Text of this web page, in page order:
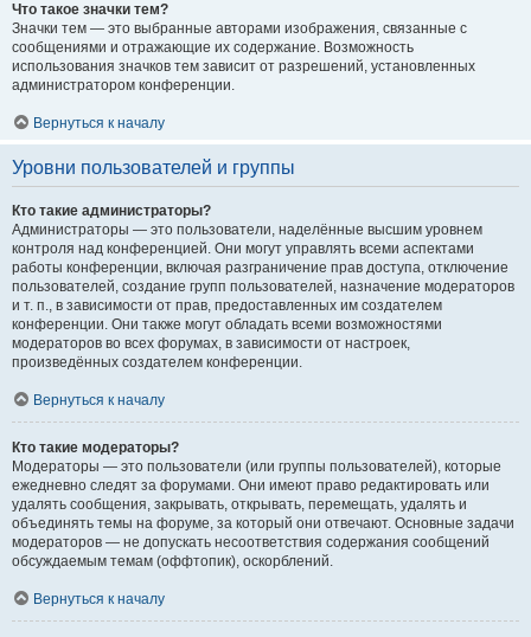
Что такое значки тем?
Значки тем — это выбранные авторами изображения, связанные с
сообщениями и отражающие их содержание. Возможность
использования значков тем зависит от разрешений, установленных
администратором конференции.
Вернуться к началу
Уровни пользователей и группы
Кто такие администраторы?
Администраторы — это пользователи, наделённые высшим уровнем
контроля над конференцией. Они могут управлять всеми аспектами
работы конференции, включая разграничение прав доступа, отключение
пользователей, создание групп пользователей, назначение модераторов
и т. п., в зависимости от прав, предоставленных им создателем
конференции. Они также могут обладать всеми возможностями
модераторов во всех форумах, в зависимости от настроек,
произведённых создателем конференции.
Вернуться к началу
Кто такие модераторы?
Модераторы — это пользователи (или группы пользователей), которые
ежедневно следят за форумами. Они имеют право редактировать или
удалять сообщения, закрывать, открывать, перемещать, удалять и
объединять темы на форуме, за который они отвечают. Основные задачи
модераторов — не допускать несоответствия содержания сообщений
обсуждаемым темам (оффтопик), оскорблений.
Вернуться к началу